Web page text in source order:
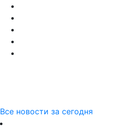
Все новости за сегодня